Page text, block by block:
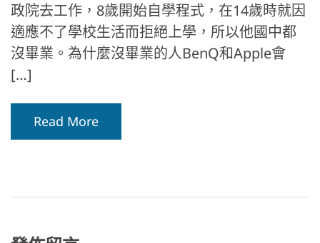
政院去工作，8歲開始自學程式，在14歲時就因
適應不了學校生活而拒絕上學，所以他國中都
沒畢業。為什麼沒畢業的人BenQ和Apple會
[…]
Read More